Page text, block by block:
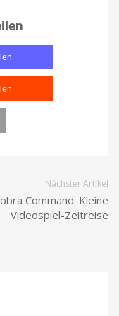
Nächster Artikel
Command: Kleine
Videospiel-Zeitreise